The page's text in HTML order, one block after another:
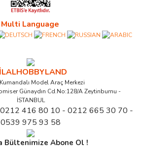
Multi Language
Model Araç Merkezi
Günaydın Cd.No:128/A Zeytinburnu -
İSTANBUL
416 80 10 - 0212 665 30 70 -
0539 975 93 58
Bültenimize Abone Ol !